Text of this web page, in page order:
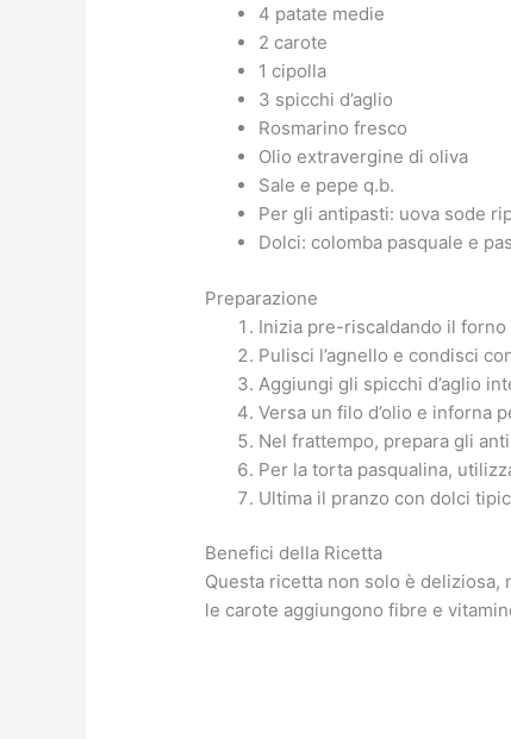
4 patate medie
2 carote
1 cipolla
3 spicchi d’aglio
Rosmarino fresco
Olio extravergine di oliva
Sale e pepe q.b.
Per gli antipasti: uova sode
Dolci: colomba pasquale e
Preparazione
Inizia pre-riscaldando il forno
Pulisci l’agnello e condisci
Aggiungi gli spicchi d’aglio
Versa un filo d’olio e inforna
Nel frattempo, prepara gli
Per la torta pasqualina,
Ultima il pranzo con dolci
Benefici della Ricetta
Questa ricetta non solo è deliziosa,
le carote aggiungono fibre e